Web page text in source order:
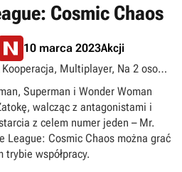
Cosmic Chaos
10 marca 2023Akcji
Multiplayer, Na 2 osoby,
Singleplayer,
Superman i Wonder Woman
walcząc z antagonistami i
z celem numer jeden – Mr.
League: Cosmic Chaos można grać
współpracy.